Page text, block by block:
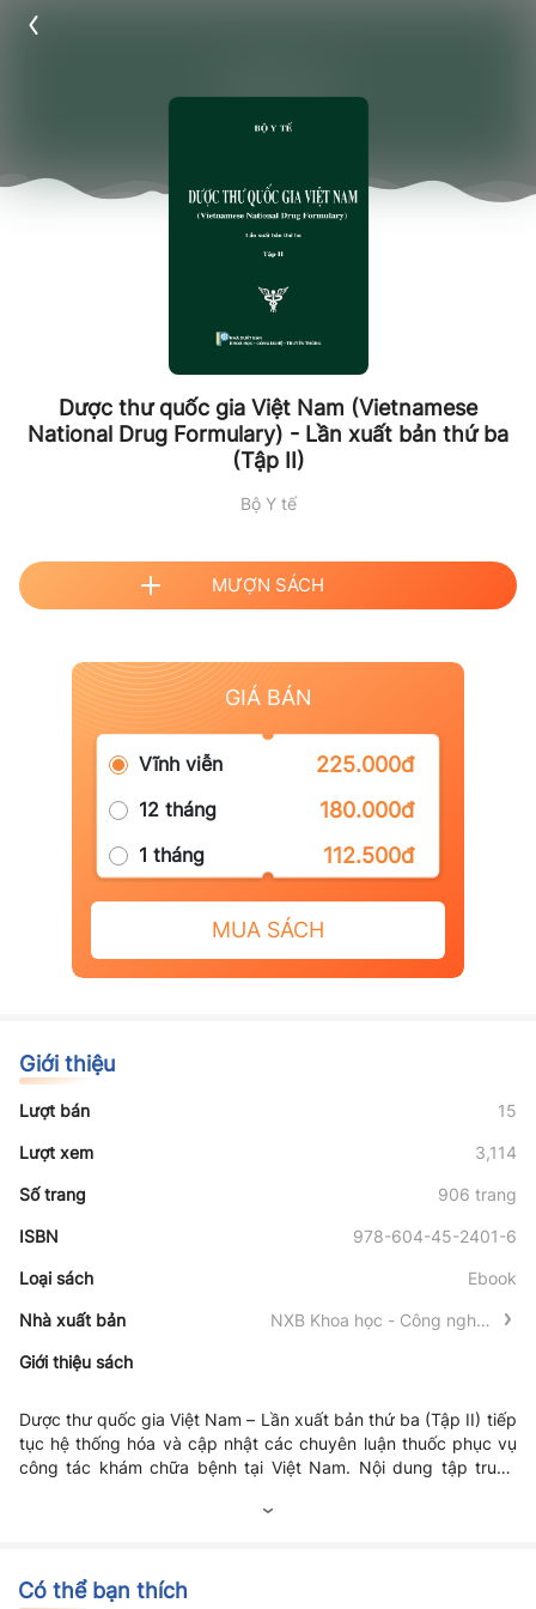
Dược thư quốc gia Việt Nam (Vietnamese
National Drug Formulary) - Lần xuất bản thứ ba
(Tập II)
Bộ Y tế
MƯỢN SÁCH
GIÁ BÁN
Vĩnh viễn 225.000đ
12 tháng 180.000đ
1 tháng 112.500đ
MUA SÁCH
Giới thiệu
Lượt bán 15
Lượt xem 3,114
Số trang 906 trang
ISBN 978-604-45-2401-6
Loại sách Ebook
Nhà xuất bản
NXB Khoa học - Công nghệ -
Giới thiệu sách
Dược thư quốc gia Việt Nam – Lần xuất bản thứ ba (Tập II) tiếp
tục hệ thống hóa và cập nhật các chuyên luận thuốc phục vụ
công tác khám chữa bệnh tại Việt Nam. Nội dung tập trung
có vai trò quan trọng trong điều trị. Các thông tin được trình
liệu tham khảo chính thống, hỗ trợ cán bộ y tế sử dụng thuốc
Có thể bạn thích